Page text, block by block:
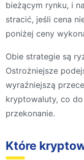
bieżącym rynku, i
stracić, jeśli cena
poniżej ceny
Obie strategie są
Ostrożniejsze
wyraźniejszą
kryptowaluty, co
przekonanie.
Które